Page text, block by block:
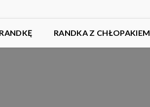
RANDKA Z CHŁOPAKIEM